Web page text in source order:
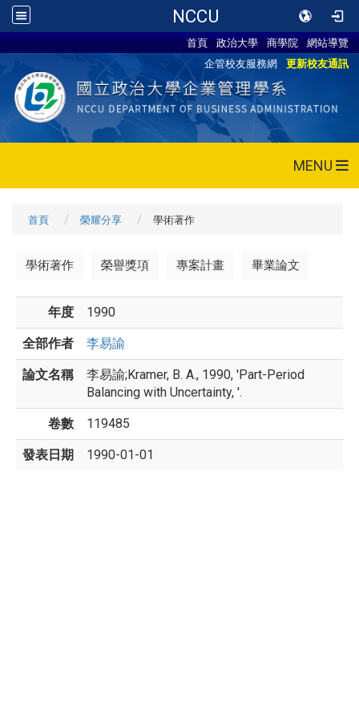
NCCU
首頁 政治大學 商學院
網站導覽
企管校友服務網
更新校友通訊
MENU
首頁 榮耀分享 學術著作
學術著作 榮譽獎項 專案計畫 畢業論文
年度 1990
全部作者 李易諭
論文名稱
李易諭;Kramer, B. A., 1990, 'Part-Period
Balancing with Uncertainty, '.
卷數 119485
發表日期 1990-01-01